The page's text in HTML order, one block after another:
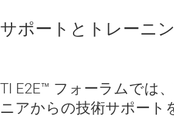
サポートとトレーニ
TI E2E™ フォーラムでは
ニアからの技術サポート